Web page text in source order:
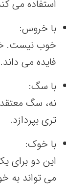
استفاده می
با خروس:
خوب نیست.
فایده می
با سگ:
نه، سگ
تری بپردازد.
با خوک:
این دو برای
می تواند به